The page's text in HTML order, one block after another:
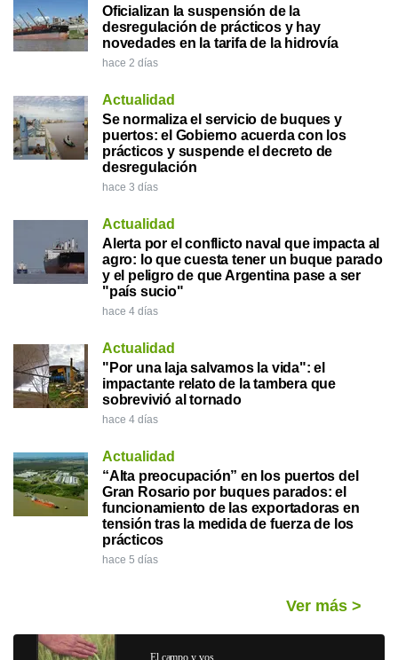
Oficializan la suspensión de la
desregulación de prácticos y hay
novedades en la tarifa de la hidrovía
hace 2 días
Actualidad
Se normaliza el servicio de buques y
puertos: el Gobierno acuerda con los
prácticos y suspende el decreto de
desregulación
hace 3 días
Actualidad
Alerta por el conflicto naval que impacta al
agro: lo que cuesta tener un buque parado
y el peligro de que Argentina pase a ser
"país sucio"
hace 4 días
Actualidad
"Por una laja salvamos la vida": el
impactante relato de la tambera que
sobrevivió al tornado
hace 4 días
Actualidad
“Alta preocupación” en los puertos del
Gran Rosario por buques parados: el
funcionamiento de las exportadoras en
tensión tras la medida de fuerza de los
prácticos
hace 5 días
Ver más >
El campo y vos